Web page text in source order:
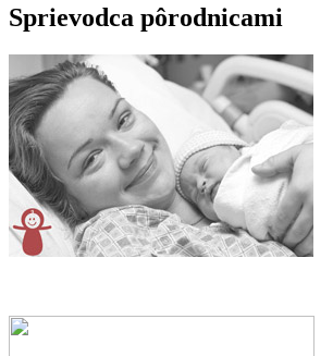
Sprievodca pôrodnicami